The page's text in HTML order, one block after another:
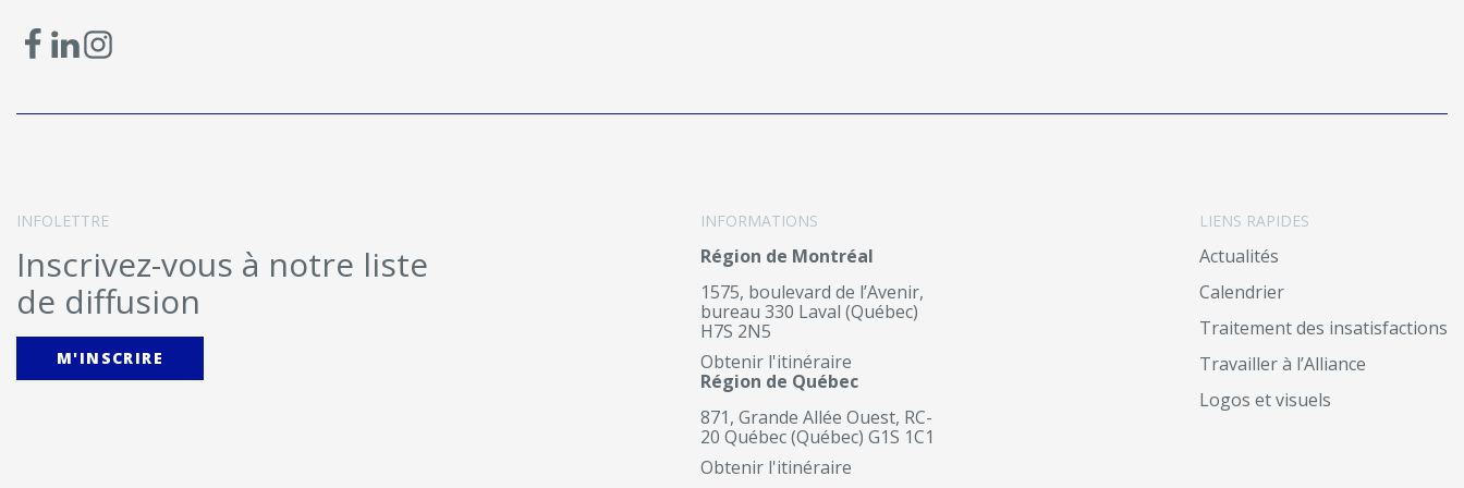
INFOLETTRE
Inscrivez-vous à notre liste
de diffusion
M'INSCRIRE
INFORMATIONS
Région de Montréal
1575, boulevard de l’Avenir,
bureau 330 Laval (Québec)
H7S 2N5
Obtenir l'itinéraire
Région de Québec
871, Grande Allée Ouest, RC-
20 Québec (Québec) G1S 1C1
Obtenir l'itinéraire
LIENS RAPIDES
Actualités
Calendrier
Traitement des insatisfactions
Travailler à l’Alliance
Logos et visuels